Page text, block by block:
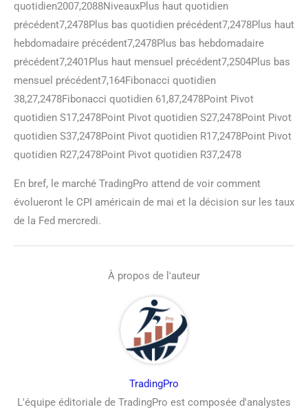
quotidien2007,2088NiveauxPlus haut quotidien
précédent7,2478Plus bas quotidien précédent7,2478Plus haut
hebdomadaire précédent7,2478Plus bas hebdomadaire
précédent7,2401Plus haut mensuel précédent7,2504Plus bas
mensuel précédent7,164Fibonacci quotidien
38,27,2478Fibonacci quotidien 61,87,2478Point Pivot
quotidien S17,2478Point Pivot quotidien S27,2478Point Pivot
quotidien S37,2478Point Pivot quotidien R17,2478Point Pivot
quotidien R27,2478Point Pivot quotidien R37,2478
En bref, le marché TradingPro attend de voir comment
évolueront le CPI américain de mai et la décision sur les taux
de la Fed mercredi.
À propos de l'auteur
TradingPro
L'équipe éditoriale de TradingPro est composée d'analystes